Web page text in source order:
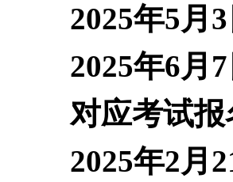
2025年5月3
2025年6月7
对应考试
2025年2月